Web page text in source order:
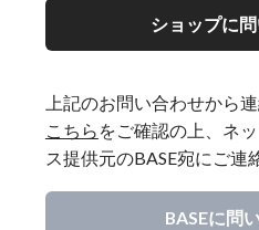
ショップに
上記のお問い合わせから
こちら をご確認の上、ネ
ス提供元のBASE宛にご連
BASEに問